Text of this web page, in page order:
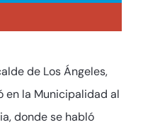
de Los Ángeles,
en la Municipalidad al
donde se habló